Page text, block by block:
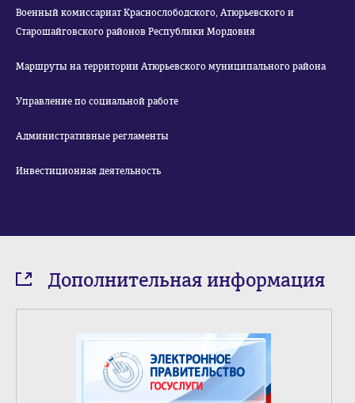
Военный комиссариат Краснослободского, Атюрьевского и
Старошайговского районов Республики Мордовия
Маршруты на территории Атюрьевского муниципального района
Управление по социальной работе
Административные регламенты
Инвестиционная деятельность
Дополнительная информация